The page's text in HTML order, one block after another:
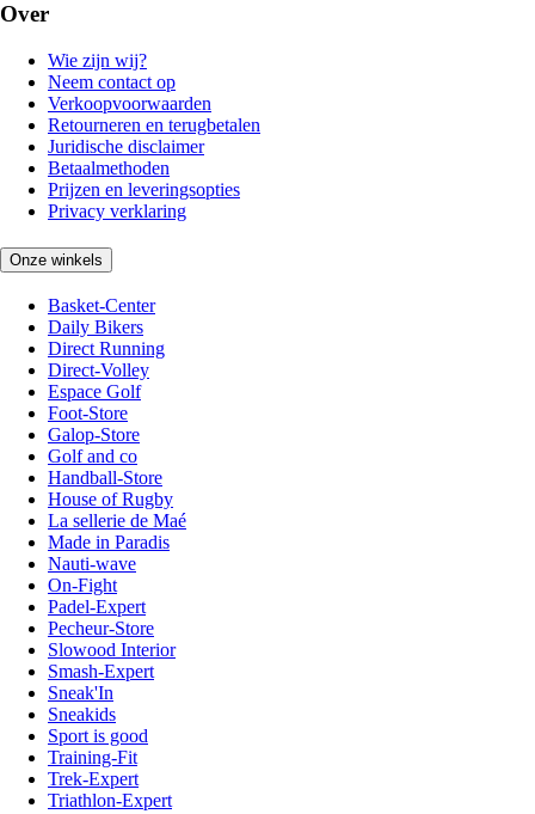
Over
Wie zijn wij?
Neem contact op
Verkoopvoorwaarden
Retourneren en terugbetalen
Juridische disclaimer
Betaalmethoden
Prijzen en leveringsopties
Privacy verklaring
Onze winkels
Basket-Center
Daily Bikers
Direct Running
Direct-Volley
Espace Golf
Foot-Store
Galop-Store
Golf and co
Handball-Store
House of Rugby
La sellerie de Maé
Made in Paradis
Nauti-wave
On-Fight
Padel-Expert
Pecheur-Store
Slowood Interior
Smash-Expert
Sneak'In
Sneakids
Sport is good
Training-Fit
Trek-Expert
Triathlon-Expert